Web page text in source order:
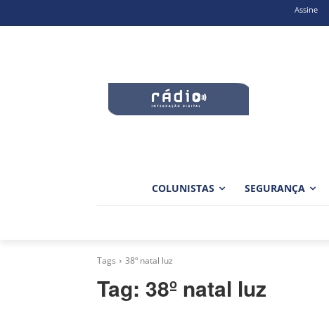
Assine
COLUNISTAS SEGURANÇA
Tags 38º natal luz
Tag: 38º natal luz